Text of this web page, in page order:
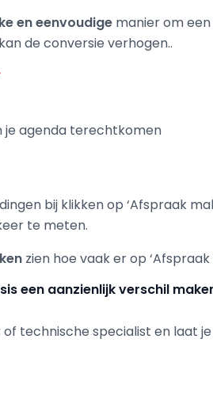
en eenvoudige manier om
de conversie verhogen..
je agenda terechtkomen
bij klikken op ‘Afspraak
te meten.
zien hoe vaak er op
een aanzienlijk verschil
technische specialist en laat